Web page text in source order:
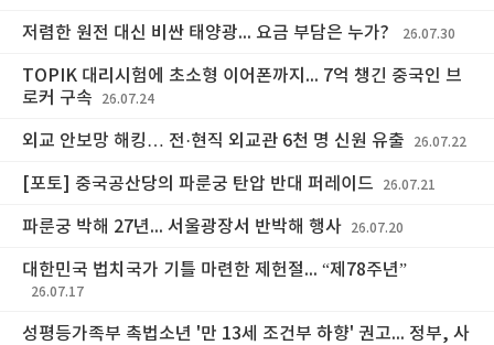
저렴한 원전 대신 비싼 태양광... 요금 부담은 누가? 26.07.30
TOPIK 대리시험에 초소형 이어폰까지... 7억 챙긴 중국인 브
로커 구속
26.07.24
외교 안보망 해킹… 전·현직 외교관 6천 명 신원 유출 26.07.22
[포토] 중국공산당의 파룬궁 탄압 반대 퍼레이드 26.07.21
파룬궁 박해 27년... 서울광장서 반박해 행사 26.07.20
대한민국 법치국가 기틀 마련한 제헌절... “제78주년”
26.07.17
성평등가족부 촉법소년 '만 13세 조건부 하향' 권고... 정부, 사